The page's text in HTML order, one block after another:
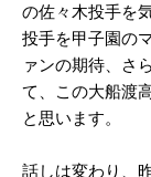
の佐々木投手を
投手を甲子園の
ァンの期待、さ
て、この大船渡
と思います。
話しは変わり、